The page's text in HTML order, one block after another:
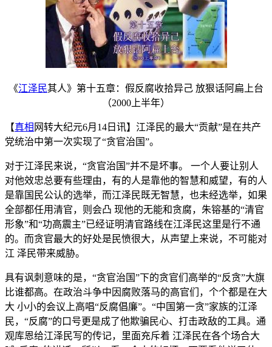
《江泽民其人》第十五章：假反腐收拾异己 放狠话阿扁上台
（2000上半年）
【真相 网转大纪元6月14日讯】江泽民的最大“贡献”是在共产
党统治中第一次实现了“贪官治国”。
对于江泽民来说，“贪官治国”并不是坏事。 一个人要让别人
对他效忠总要有些理由，有的人是靠他的智慧和威望，有的人
是靠国民公认的选举，而江泽民既无智慧，也未经选举，如果
全部都任用清官，则会凸 现他的无能和贪腐，朱镕基的“清官
形象”和“功高震主”已经证明清官路线在江泽民这里是行不通
的。而贪官最大的好处是民愤很大，从声望上来说，不可能对
江 泽民带来威胁。
具有讽刺意味的是，“贪官治国”下的贪官们高举的“反贪”大旗
比谁都高。在政治斗争中因腐败落马的高官们，个个都是在大
大 小小的会议上高唱“反腐倡廉”。“中国第一贪”家族的江泽
民，“反腐”的口号更是成了他欺骗民心、打击政敌的工具。通
观库恩给江泽民写的传记，里面充斥着 江泽民在各个场合大